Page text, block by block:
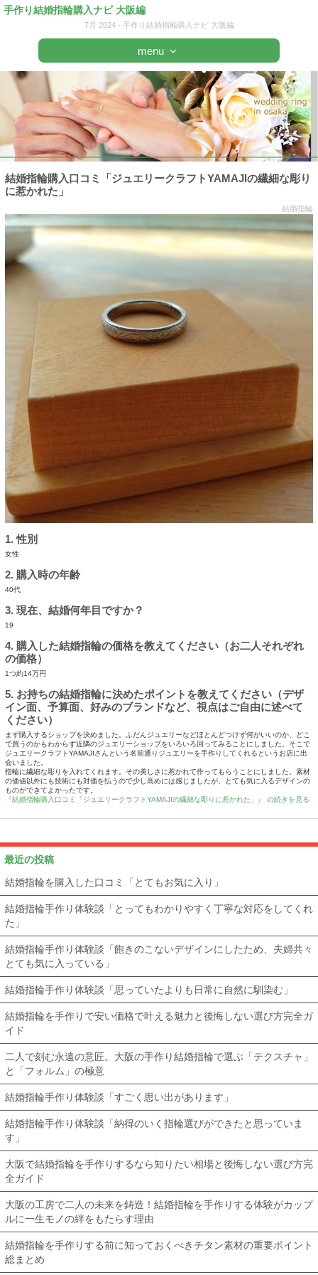
手作り結婚指輪購入ナビ 大阪編
7月 2024 - 手作り結婚指輪購入ナビ 大阪編
menu
結婚指輪購入口コミ「ジュエリークラフトYAMAJIの繊細な彫り
に惹かれた」
結婚指輪
1. 性別
女性
2. 購入時の年齢
40代
3. 現在、結婚何年目ですか？
19
4. 購入した結婚指輪の価格を教えてください（お二人それぞれ
の価格）
1つ約14万円
5. お持ちの結婚指輪に決めたポイントを教えてください（デザ
イン面、予算面、好みのブランドなど、視点はご自由に述べて
ください）
まず購入するショップを決めました。ふだんジュエリーなどほとんどつけず何がいいのか、どこ
で買うのかもわからず近隣のジュエリーショップをいろいろ回ってみることにしました。そこで
ジュエリークラフトYAMAJIさんという名前通りジュエリーを手作りしてくれるというお店に出
会いました。
指輪に繊細な彫りを入れてくれます。その美しさに惹かれて作ってもらうことにしました。素材
の価値以外にも技術にも対価を払うので少し高めには感じましたが、とても気に入るデザインの
ものができてよかったです。
『結婚指輪購入口コミ「ジュエリークラフトYAMAJIの繊細な彫りに惹かれた」』 の続きを見る
最近の投稿
結婚指輪を購入した口コミ「とてもお気に入り」
結婚指輪手作り体験談「とってもわかりやすく丁寧な対応をしてくれ
た」
結婚指輪手作り体験談「飽きのこないデザインにしたため、夫婦共々
とても気に入っている」
結婚指輪手作り体験談「思っていたよりも日常に自然に馴染む」
結婚指輪を手作りで安い価格で叶える魅力と後悔しない選び方完全ガ
イド
二人で刻む永遠の意匠。大阪の手作り結婚指輪で選ぶ「テクスチャ」
と「フォルム」の極意
結婚指輪手作り体験談「すごく思い出があります」
結婚指輪手作り体験談「納得のいく指輪選びができたと思っていま
す」
大阪で結婚指輪を手作りするなら知りたい相場と後悔しない選び方完
全ガイド
大阪の工房で二人の未来を鋳造！結婚指輪を手作りする体験がカップ
ルに一生モノの絆をもたらす理由
結婚指輪を手作りする前に知っておくべきチタン素材の重要ポイント
総まとめ